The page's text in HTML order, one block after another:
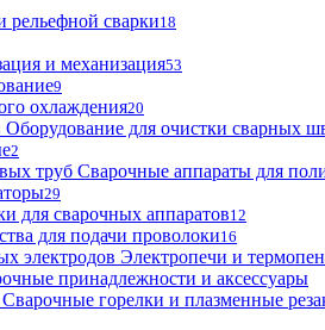
сварки18
и механизация53
9
охлаждения20
Оборудование для очистки сварных
2
Сварочные аппараты для
29
для сварочных аппаратов12
для подачи проволоки16
Электропечи и
принадлежности и аксессуары
Сварочные горелки и плазменные